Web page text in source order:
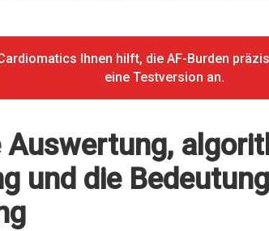
Ihnen hilft, die AF-Burden
eine Testversion an.
Auswertung,
und die